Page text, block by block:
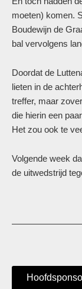
moeten) komen.
Boudewijn de
bal vervolgens
Doordat de
lieten in de
treffer, maar
die hierin een
Het zou ook te
Volgende week
de uitwedstrijd